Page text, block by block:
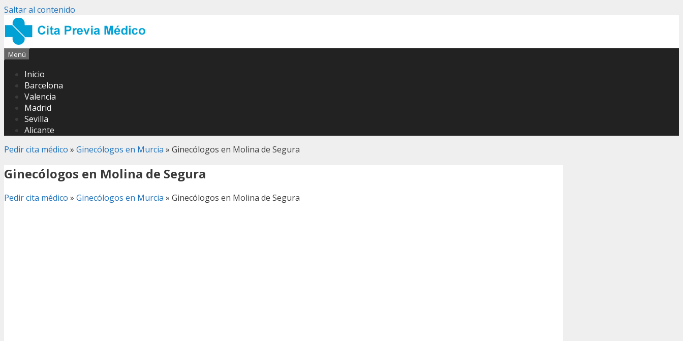
Saltar al contenido
Menú
Inicio
Barcelona
Valencia
Madrid
Sevilla
Alicante
Pedir cita médico » Ginecólogos en Murcia » Ginecólogos en Molina de Segura
Ginecólogos en Molina de Segura
Pedir cita médico » Ginecólogos en Murcia » Ginecólogos en Molina de Segura